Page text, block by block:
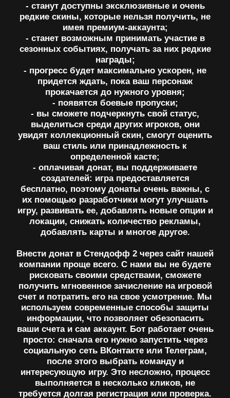
- оплачивая донат, вы поддерживаете
создателей: игра предоставляется
бесплатно, поэтому донаты очень важны, с
их помощью разработчики могут улучшать
игру, развивать ее, добавлять новые опции и
локации, снижать количество рекламы,
добавлять карты и многое другое.
Внести донат в Стендофф 2 через сайт нашей
компании проще всего. С нами вы не будете
рисковать своими средствами, сможете
получить мгновенное зачисление на игровой
счет и потратить его на свое усмотрение. Мы
используем современные способы защиты
информации, что позволяет обезопасить
ваши счета и сам аккаунт. Бот работает очень
просто: сначала его нужно запустить через
социальную сеть ВКонтакте или Телеграм,
после этого выбрать команду и
интересующую игру. Это несложно, процесс
выполняется в несколько кликов, не
требуется долгая регистрация или проверка.
Почему клиенты выбирают
нас?
Простота и скорость
Мы делаем донаты в мобильные игры проще и
быстрее, чем традиционные методы. Наш бот в
Telegram и ВКонтакте позволяет купить донат
всего за несколько кликов Донат поступает на
аккаунт в течение нескольких минут, что
позволяет быстро начать использовать его в игре
Безопасность и
надежность
Мы гарантируем безопасность всех транзакций и
конфиденциальность данных пользователей. Мы
работаем с проверенными платежными
системами и используем современные
технологии защиты. Наши клиенты могут быть
уверены, что их деньги в безопасности, а донаты
будут зачислены на игровой аккаунт без
задержек